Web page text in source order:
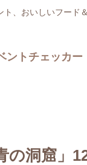
ト、おいしいフード
ントチェッカー
洞窟」